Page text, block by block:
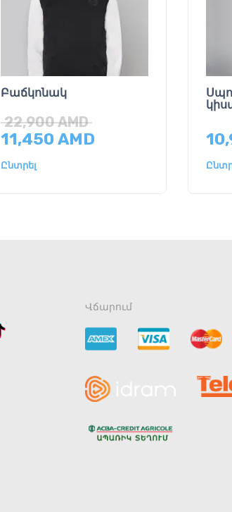
Բաճկոնակ
22,900AMD
11,450 AMD
Ընտրել
Վճարում